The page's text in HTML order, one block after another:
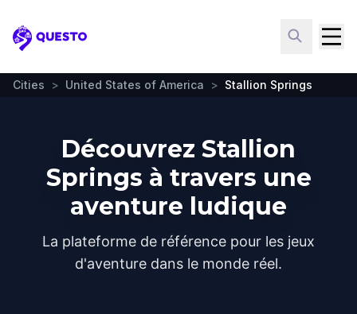
Questo
Cities > United States of America > Stallion Springs
Découvrez Stallion
Springs à travers une
aventure ludique
La plateforme de référence pour les jeux
d'aventure dans le monde réel.